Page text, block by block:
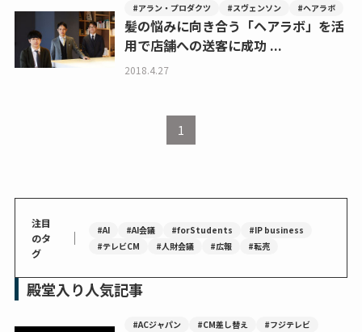
#アラン・プロダクツ #スヴェンソン #ヘアラボ
髪の悩みに向き合う「ヘアラボ」を活
用で店舗への送客に成功 ...
2018.4.27
1
注目
のタ
グ
｜ #AI #AI会議 #forStudents
#IP business
#テレビCM
#人財会議 #広報 #転売
殿堂入り人気記事
#ACジャパン #CM差し替え #フジテレビ